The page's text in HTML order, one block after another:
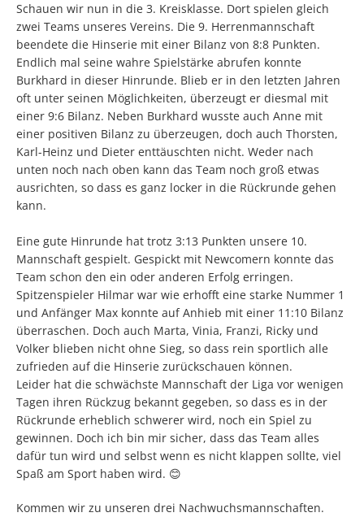
Schauen wir nun in die 3. Kreisklasse. Dort spielen gleich
zwei Teams unseres Vereins. Die 9. Herrenmannschaft
beendete die Hinserie mit einer Bilanz von 8:8 Punkten.
Endlich mal seine wahre Spielstärke abrufen konnte
Burkhard in dieser Hinrunde. Blieb er in den letzten Jahren
oft unter seinen Möglichkeiten, überzeugt er diesmal mit
einer 9:6 Bilanz. Neben Burkhard wusste auch Anne mit
einer positiven Bilanz zu überzeugen, doch auch Thorsten,
Karl-Heinz und Dieter enttäuschten nicht. Weder nach
unten noch nach oben kann das Team noch groß etwas
ausrichten, so dass es ganz locker in die Rückrunde gehen
kann.
Eine gute Hinrunde hat trotz 3:13 Punkten unsere 10.
Mannschaft gespielt. Gespickt mit Newcomern konnte das
Team schon den ein oder anderen Erfolg erringen.
Spitzenspieler Hilmar war wie erhofft eine starke Nummer 1
und Anfänger Max konnte auf Anhieb mit einer 11:10 Bilanz
überraschen. Doch auch Marta, Vinia, Franzi, Ricky und
Volker blieben nicht ohne Sieg, so dass rein sportlich alle
zufrieden auf die Hinserie zurückschauen können.
Leider hat die schwächste Mannschaft der Liga vor wenigen
Tagen ihren Rückzug bekannt gegeben, so dass es in der
Rückrunde erheblich schwerer wird, noch ein Spiel zu
gewinnen. Doch ich bin mir sicher, dass das Team alles
dafür tun wird und selbst wenn es nicht klappen sollte, viel
Spaß am Sport haben wird. 😊
Kommen wir zu unseren drei Nachwuchsmannschaften.